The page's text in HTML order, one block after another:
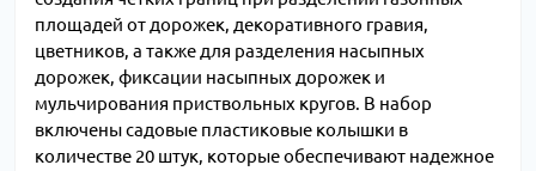
площадей от дорожек, декоративного гравия,
цветников, а также для разделения насыпных
дорожек, фиксации насыпных дорожек и
мульчирования приствольных кругов. В набор
включены садовые пластиковые колышки в
количестве 20 штук, которые обеспечивают надежное